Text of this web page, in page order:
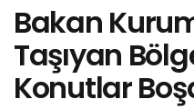
Bakan
Taşıyan
Konutlar